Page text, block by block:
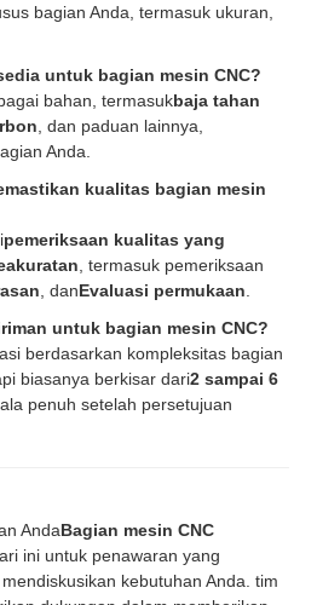
bagian Anda, termasuk ukuran,
untuk bagian mesin CNC?
bahan, termasukbaja tahan
, dan paduan lainnya,
Anda.
kualitas bagian mesin
pemeriksaan kualitas yang
, termasuk pemeriksaan
, danEvaluasi permukaan
untuk bagian mesin CNC?
berdasarkan kompleksitas bagian
biasanya berkisar dari2 sampai 6
penuh setelah persetujuan
AndaBagian mesin CNC
ini untuk penawaran yang
kebutuhan Anda. tim